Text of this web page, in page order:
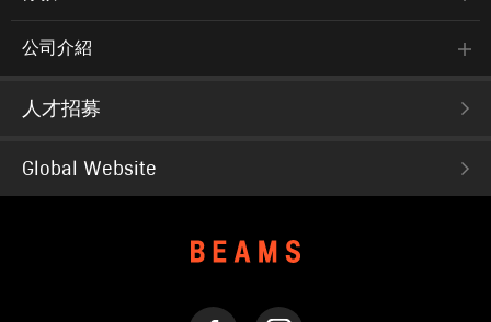
公司介紹
人才招募
Global Website